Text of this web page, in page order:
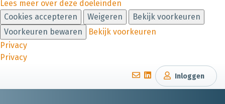
Lees meer over deze doeleinden
Cookies accepteren
Weigeren
Bekijk voorkeuren
Voorkeuren bewaren
Bekijk voorkeuren
Privacy
Privacy
Inloggen